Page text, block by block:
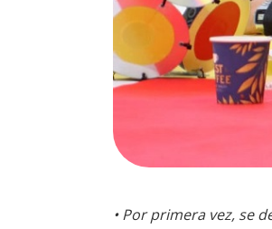
• Por primera vez, se